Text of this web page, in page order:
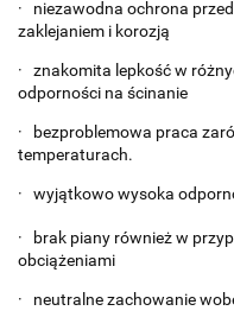
· niezawodna ochrona
zaklejaniem i korozją
· znakomita lepkość w
odporności na ścinanie
· bezproblemowa praca
temperaturach.
· wyjątkowo wysoka
· brak piany również w
obciążeniami
· neutralne zachowanie